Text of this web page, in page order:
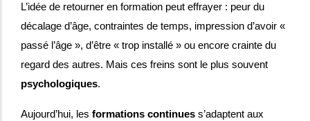
L’idée de retourner en formation peut effrayer : peur du
décalage d’âge, contraintes de temps, impression d’avoir «
passé l’âge », d’être « trop installé » ou encore crainte du
regard des autres. Mais ces freins sont le plus souvent
psychologiques.
Aujourd’hui, les formations continues s’adaptent aux